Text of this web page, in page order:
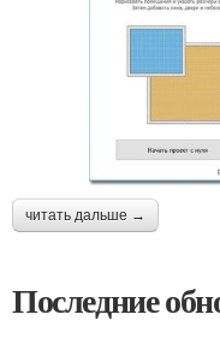
читать дальше →
Последние